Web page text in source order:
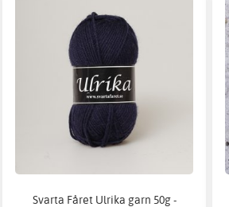
Svarta Fåret Ulrika garn 50g -